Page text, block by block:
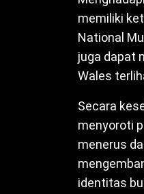
memiliki
National
juga dapat
Wales
Secara
menyoroti
menerus
identitas